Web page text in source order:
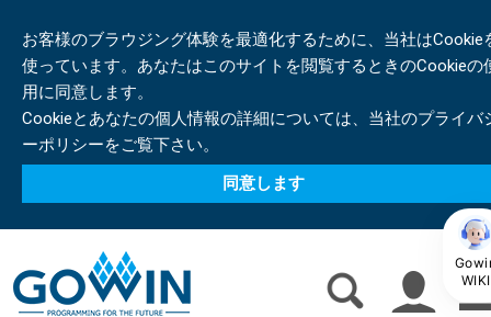
お客様のブラウジング体験を最適化するために、当社はCookie
使っています。あなたはこのサイトを閲覧するときのCookieの
用に同意します。
Cookieとあなたの個人情報の詳細については、当社のプライバ
ーポリシーをご覧下さい。
同意します
WIKI